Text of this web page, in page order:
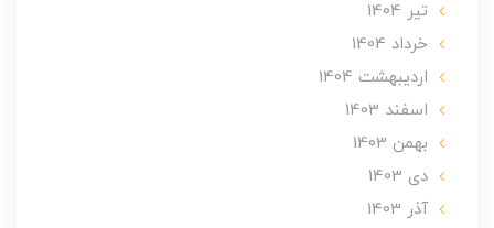
تير 1404
خرداد 1404
ارديبهشت 1404
اسفند 1403
بهمن 1403
دی 1403
آذر 1403